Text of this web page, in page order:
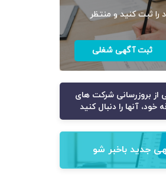
ثبت کنید و منتظر
ثبت آگهی شغلی
از بروزرسانی شرکت های
خود، آنها را دنبال کنید
جدید باخبر شو